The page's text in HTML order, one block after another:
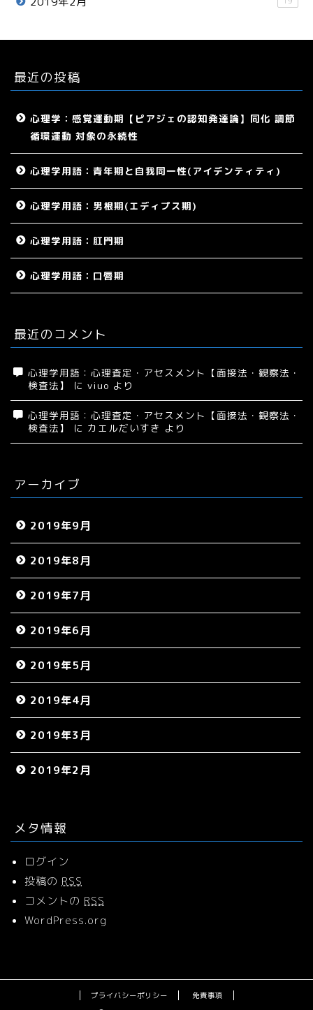
最近の投稿
心理学：感覚運動期【ピアジェの認知発達論】同化 調節
循環運動 対象の永続性
心理学用語：青年期と自我同一性(アイデンティティ)
心理学用語：男根期(エディプス期)
心理学用語：肛門期
心理学用語：口唇期
最近のコメント
心理学用語：心理査定・アセスメント【面接法・観察法・
検査法】
に viuo より
心理学用語：心理査定・アセスメント【面接法・観察法・
検査法】
に カエルだいすき より
アーカイブ
2019年9月
2019年8月
2019年7月
2019年6月
2019年5月
2019年4月
2019年3月
2019年2月
メタ情報
ログイン
投稿の RSS
コメントの RSS
WordPress.org
プライバシーポリシー
免責事項